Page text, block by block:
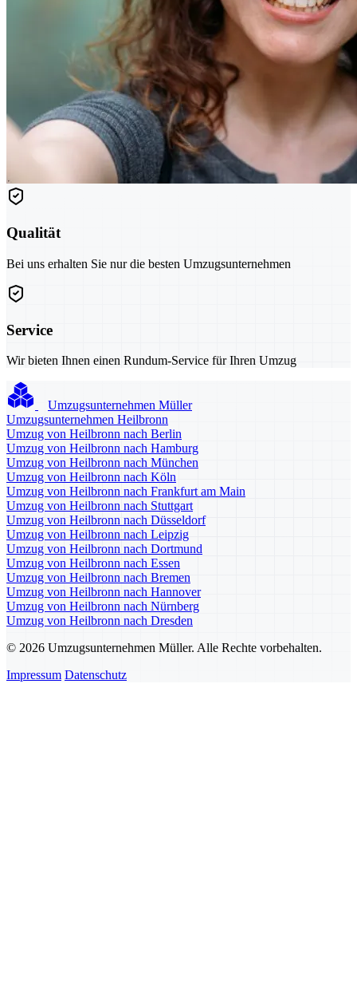
Qualität
Bei uns erhalten Sie nur die besten Umzugsunternehmen
Service
Wir bieten Ihnen einen Rundum-Service für Ihren Umzug
Umzugsunternehmen Müller
Umzugsunternehmen Heilbronn
Umzug von Heilbronn nach Berlin
Umzug von Heilbronn nach Hamburg
Umzug von Heilbronn nach München
Umzug von Heilbronn nach Köln
Umzug von Heilbronn nach Frankfurt am Main
Umzug von Heilbronn nach Stuttgart
Umzug von Heilbronn nach Düsseldorf
Umzug von Heilbronn nach Leipzig
Umzug von Heilbronn nach Dortmund
Umzug von Heilbronn nach Essen
Umzug von Heilbronn nach Bremen
Umzug von Heilbronn nach Hannover
Umzug von Heilbronn nach Nürnberg
Umzug von Heilbronn nach Dresden
© 2026 Umzugsunternehmen Müller. Alle Rechte vorbehalten.
Impressum Datenschutz